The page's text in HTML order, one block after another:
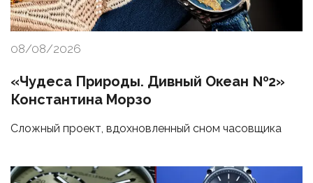
08/08/2026
«Чудеса Природы. Дивный Океан №2»
Константина Морзо
Сложный проект, вдохновленный сном часовщика